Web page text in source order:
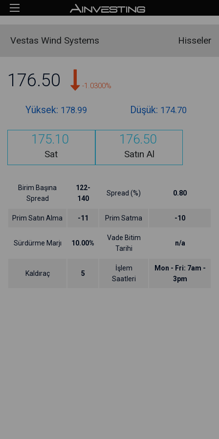
Vestas Wind Systems Hisseler
176.50 -1.0300%
Yüksek: 178.99 Düşük: 174.70
175.10
Sat
176.50
Satın Al
Birim Başına
Spread
122-
140
Spread (%) 0.80
Prim Satın Alma -11 Prim Satma -10
Sürdürme Marjı 10.00%
Vade Bitim
Tarihi
n/a
Kaldıraç 5
İşlem
Saatleri
Mon - Fri: 7am -
3pm